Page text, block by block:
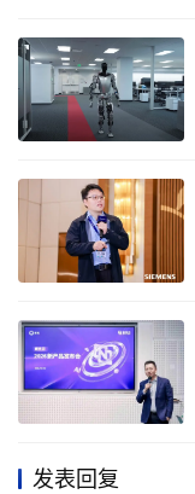
发表回复